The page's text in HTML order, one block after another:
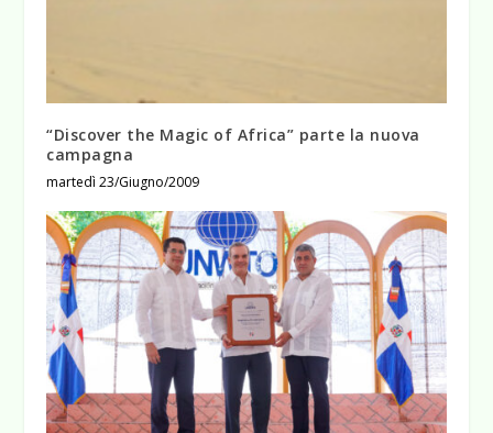
“Discover the Magic of Africa” parte la nuova
campagna
martedì 23/Giugno/2009